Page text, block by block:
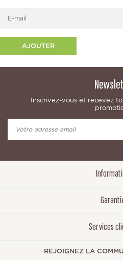
AJOUTER
Inscrivez-vous et recevez
Services
REJOIGNEZ LA